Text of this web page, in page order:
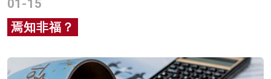
名家榜
灼見活動
01-15
焉知非福？